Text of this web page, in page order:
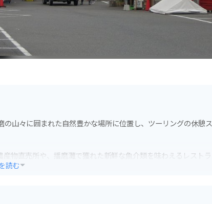
山々に囲まれた自然豊かな場所に位置し、ツーリングの休憩ス
物直売所や、播磨灘で獲れた新鮮な魚介類を味わえるレストラ
読む